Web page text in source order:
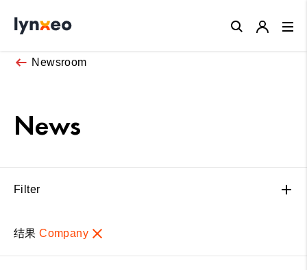
Newsroom
News
Filter
结果Company
Close